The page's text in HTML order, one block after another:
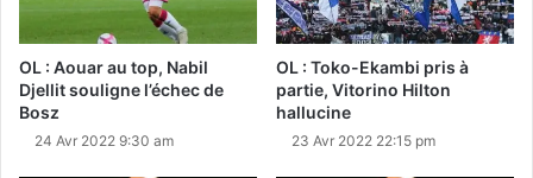
OL : Aouar au top, Nabil
Djellit souligne l’échec de
Bosz
24 Avr 2022 9:30 am
OL : Toko-Ekambi pris à
partie, Vitorino Hilton
hallucine
23 Avr 2022 22:15 pm